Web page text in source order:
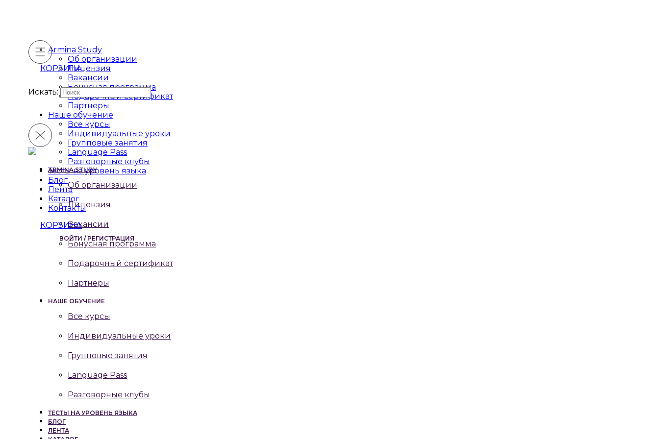
Armina Study
Об организации
Лицензия
Вакансии
Бонусная программа
Подарочный сертификат
Партнеры
Наше обучение
Все курсы
Индивидуальные уроки
Групповые занятия
Language Pass
Разговорные клубы
Тесты на уровень языка
Блог
Лента
Каталог
Контакты
КОРЗИНА
ВОЙТИ / РЕГИСТРАЦИЯ
КОРЗИНА
Искать:
ARMINA STUDY
Об организации
Лицензия
Вакансии
Бонусная программа
Подарочный сертификат
Партнеры
НАШЕ ОБУЧЕНИЕ
Все курсы
Индивидуальные уроки
Групповые занятия
Language Pass
Разговорные клубы
ТЕСТЫ НА УРОВЕНЬ ЯЗЫКА
БЛОГ
ЛЕНТА